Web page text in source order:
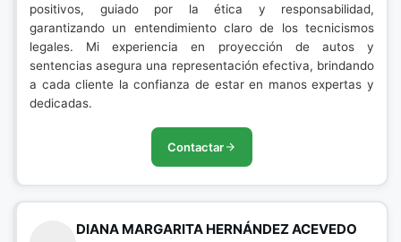
positivos, guiado por la ética y responsabilidad,
garantizando un entendimiento claro de los tecnicismos
legales. Mi experiencia en proyección de autos y
sentencias asegura una representación efectiva, brindando
a cada cliente la confianza de estar en manos expertas y
dedicadas.
Contactar
DIANA MARGARITA HERNÁNDEZ ACEVEDO